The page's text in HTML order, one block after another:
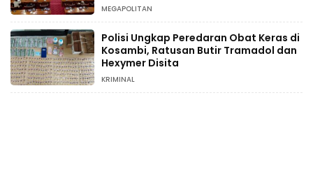
MEGAPOLITAN
Polisi Ungkap Peredaran Obat Keras di
Kosambi, Ratusan Butir Tramadol dan
Hexymer Disita
KRIMINAL